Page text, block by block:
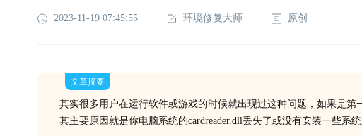
2023-11-19 07:45:55 环境修复大师 原创
文章摘要
其实很多用户在运行软件或游戏的时候就出现过这种问题，如果是第
其主要原因就是你电脑系统的cardreader.dll丢失了或没有安装一些系统